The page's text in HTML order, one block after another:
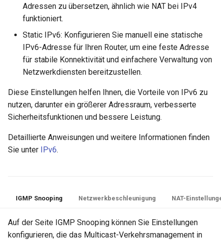
Adressen zu übersetzen, ähnlich wie NAT bei IPv4
funktioniert.
Static IPv6: Konfigurieren Sie manuell eine statische
IPv6-Adresse für Ihren Router, um eine feste Adresse
für stabile Konnektivität und einfachere Verwaltung von
Netzwerkdiensten bereitzustellen.
Diese Einstellungen helfen Ihnen, die Vorteile von IPv6 zu
nutzen, darunter ein größerer Adressraum, verbesserte
Sicherheitsfunktionen und bessere Leistung.
Detaillierte Anweisungen und weitere Informationen finden
Sie unter IPv6.
IGMP Snooping Netzwerkbeschleunigung NAT-
Auf der Seite IGMP Snooping können Sie Einstellungen
konfigurieren, die das Multicast-Verkehrsmanagement in